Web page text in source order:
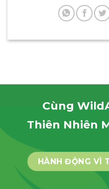
Cùng
Thiên Nhiên
HÀNH ĐỘNG VÌ